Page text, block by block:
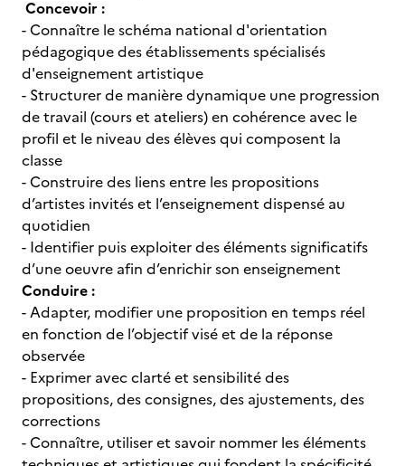
Concevoir :
- Connaître le schéma national d'orientation
pédagogique des établissements spécialisés
d'enseignement artistique
- Structurer de manière dynamique une progression
de travail (cours et ateliers) en cohérence avec le
profil et le niveau des élèves qui composent la
classe
- Construire des liens entre les propositions
d’artistes invités et l’enseignement dispensé au
quotidien
- Identifier puis exploiter des éléments significatifs
d’une oeuvre afin d’enrichir son enseignement
Conduire :
- Adapter, modifier une proposition en temps réel
en fonction de l’objectif visé et de la réponse
observée
- Exprimer avec clarté et sensibilité des
propositions, des consignes, des ajustements, des
corrections
- Connaître, utiliser et savoir nommer les éléments